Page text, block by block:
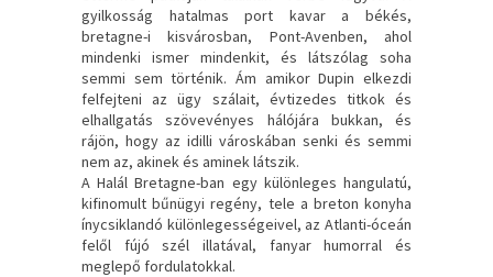
gyilkosság hatalmas port kavar a békés,
bretagne-i kisvárosban, Pont-Avenben, ahol
mindenki ismer mindenkit, és látszólag soha
semmi sem történik. Ám amikor Dupin elkezdi
felfejteni az ügy szálait, évtizedes titkok és
elhallgatás szövevényes hálójára bukkan, és
rájön, hogy az idilli városkában senki és semmi
nem az, akinek és aminek látszik.
A Halál Bretagne-ban egy különleges hangulatú,
kifinomult bűnügyi regény, tele a breton konyha
ínycsiklandó különlegességeivel, az Atlanti-óceán
felől fújó szél illatával, fanyar humorral és
meglepő fordulatokkal.